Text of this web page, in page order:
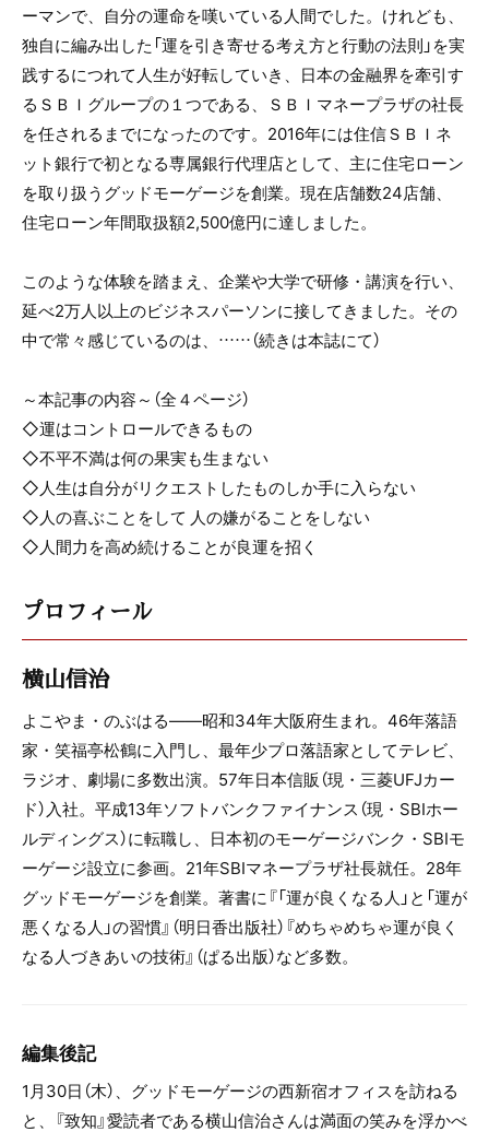
ーマンで、自分の運命を嘆いている人間でした。けれども、
独自に編み出した「運を引き寄せる考え方と行動の法則」を実
践するにつれて人生が好転していき、日本の金融界を牽引す
るＳＢＩグループの１つである、ＳＢＩマネープラザの社長
を任されるまでになったのです。2016年には住信ＳＢＩネ
ット銀行で初となる専属銀行代理店として、主に住宅ローン
を取り扱うグッドモーゲージを創業。現在店舗数24店舗、
住宅ローン年間取扱額2,500億円に達しました。
このような体験を踏まえ、企業や大学で研修・講演を行い、
延べ2万人以上のビジネスパーソンに接してきました。その
中で常々感じているのは、……（続きは本誌にて）
～本記事の内容～（全４ページ）
◇運はコントロールできるもの
◇不平不満は何の果実も生まない
◇人生は自分がリクエストしたものしか手に入らない
◇人の喜ぶことをして 人の嫌がることをしない
◇人間力を高め続けることが良運を招く
プロフィール
横山信治
よこやま・のぶはる――昭和34年大阪府生まれ。46年落語
家・笑福亭松鶴に入門し、最年少プロ落語家としてテレビ、
ラジオ、劇場に多数出演。57年日本信販（現・三菱UFJカー
ド）入社。平成13年ソフトバンクファイナンス（現・SBIホー
ルディングス）に転職し、日本初のモーゲージバンク・SBIモ
ーゲージ設立に参画。21年SBIマネープラザ社長就任。28年
グッドモーゲージを創業。著書に『「運が良くなる人」と「運が
悪くなる人」の習慣』（明日香出版社）『めちゃめちゃ運が良く
なる人づきあいの技術』（ぱる出版）など多数。
編集後記
1月30日（木）、グッドモーゲージの西新宿オフィスを訪ねる
と、『致知』愛読者である横山信治さんは満面の笑みを浮かべ